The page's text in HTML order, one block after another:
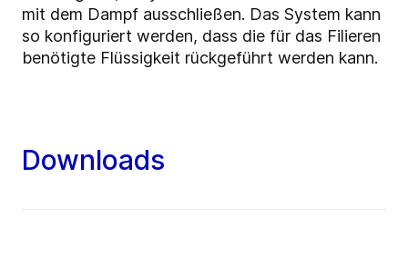
mit dem Dampf ausschließen. Das System kann
so konfiguriert werden, dass die für das Filieren
benötigte Flüssigkeit rückgeführt werden kann.
Downloads